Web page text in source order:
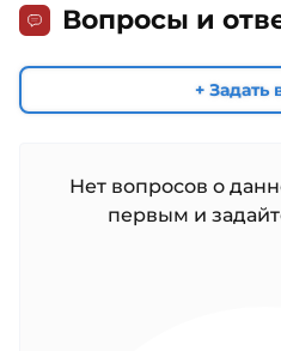
Вопросы и
+ Задать
Нет вопросов о
первым и